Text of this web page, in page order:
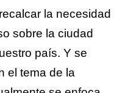
la necesidad
sobre la ciudad
país. Y se
el tema de la